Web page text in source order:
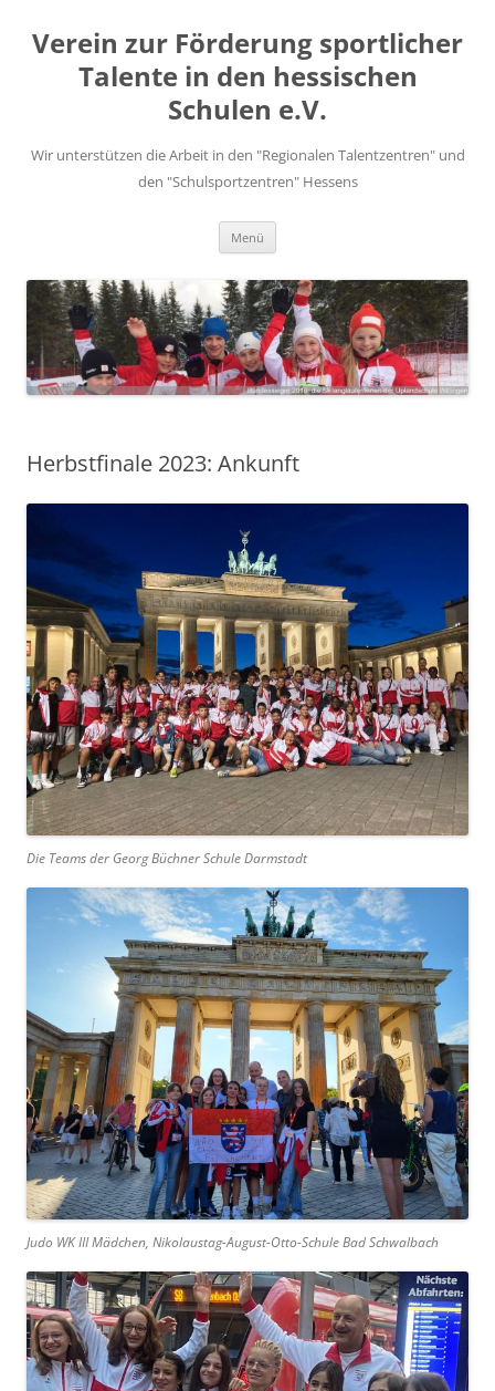
springen
Verein zur Förderung sportlicher
Talente in den hessischen
Schulen e.V.
Wir unterstützen die Arbeit in den "Regionalen Talentzentren" und
den "Schulsportzentren" Hessens
Menü
Herbstfinale 2023: Ankunft
Die Teams der Georg Büchner Schule Darmstadt
Judo WK III Mädchen, Nikolaustag-August-Otto-Schule Bad Schwalbach